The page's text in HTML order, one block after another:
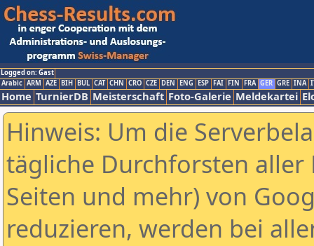
Logged on: Gast
Arabic ARM AZE BIH BUL CAT CHN CRO CZE DEN ENG ESP FAI FIN FRA GER GRE INA
Home TurnierDB Meisterschaft Foto-Galerie Meldekartei
Hinweis: Um die
tägliche Durchforsten aller
Seiten und mehr) von
reduzieren, werden bei